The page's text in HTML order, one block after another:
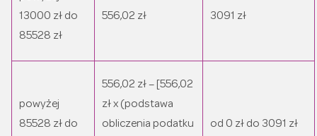
13000 zł do
85528 zł
556,02 zł 3091 zł
powyżej
85528 zł do
556,02 zł – [556,02
zł x (podstawa
obliczenia podatku
od 0 zł do 3091 zł